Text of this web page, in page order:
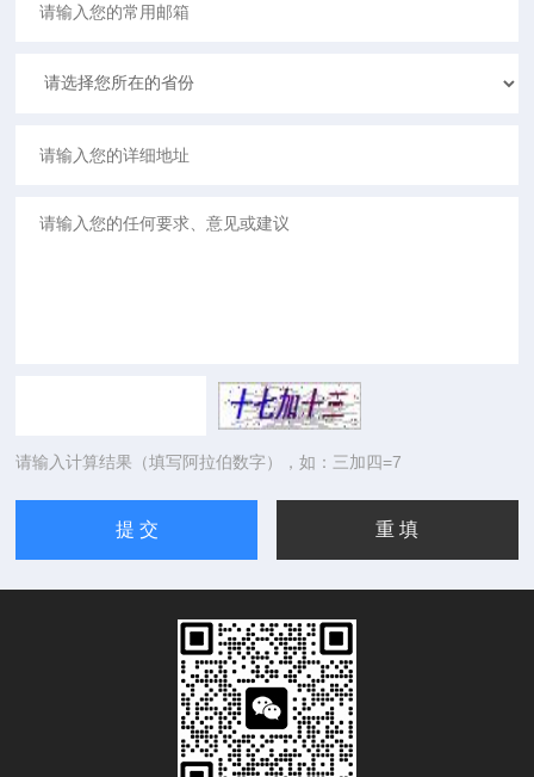
请输入计算结果（填写阿拉伯数字），如：三加四=7